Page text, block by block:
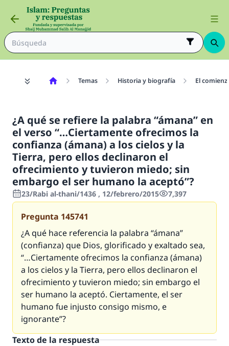
Temas Historia y biografía El
¿A qué se refiere la palabra “ámana” en
el verso “…Ciertamente ofrecimos la
confianza (ámana) a los cielos y la
Tierra, pero ellos declinaron el
ofrecimiento y tuvieron miedo; sin
embargo el ser humano la aceptó”?
23/Rabi al-thani/1436 , 12/febrero/2015 7,397
Pregunta 145741
¿A qué hace referencia la palabra “ámana”
(confianza) que Dios, glorificado y exaltado sea,
“…Ciertamente ofrecimos la confianza (ámana)
a los cielos y la Tierra, pero ellos declinaron el
ofrecimiento y tuvieron miedo; sin embargo el
ser humano la aceptó. Ciertamente, el ser
humano fue injusto consigo mismo, e
ignorante”?
Texto de la respuesta